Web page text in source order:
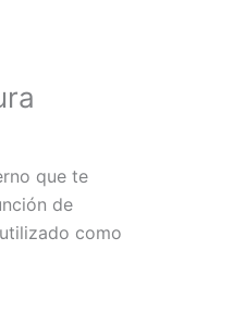
que te
de
como